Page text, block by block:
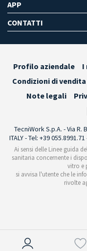
APP
CONTATTI
Profilo aziendale I
Condizioni di vendita
Note legali
TecniWork S.p.A. - Via
ITALY - Tel: +39
Ai sensi delle Linee guida
sanitaria concernente i
vitro e
si avvisa l'utente che le
rivolte